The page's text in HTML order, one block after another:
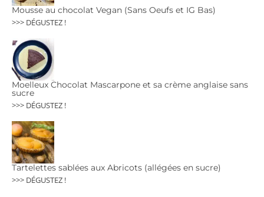
Mousse au chocolat Vegan (Sans Oeufs et IG Bas)
>>> DÉGUSTEZ !
Moelleux Chocolat Mascarpone et sa crème anglaise sans
sucre
>>> DÉGUSTEZ !
Tartelettes sablées aux Abricots (allégées en sucre)
>>> DÉGUSTEZ !